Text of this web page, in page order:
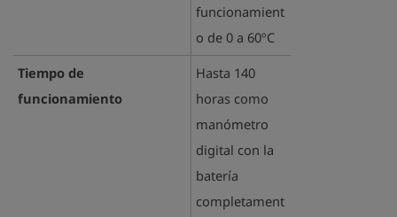
funcionamient
o de 0 a 60ºC
Tiempo de
funcionamiento
Hasta 140
horas como
manómetro
digital con la
batería
completament